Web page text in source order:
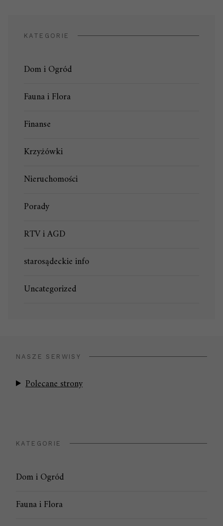
KATEGORIE
Dom i Ogród
Fauna i Flora
Finanse
Krzyżówki
Nieruchomości
Porady
RTV i AGD
starosądeckie info
Uncategorized
NASZE SERWISY
Polecane strony
KATEGORIE
Dom i Ogród
Fauna i Flora